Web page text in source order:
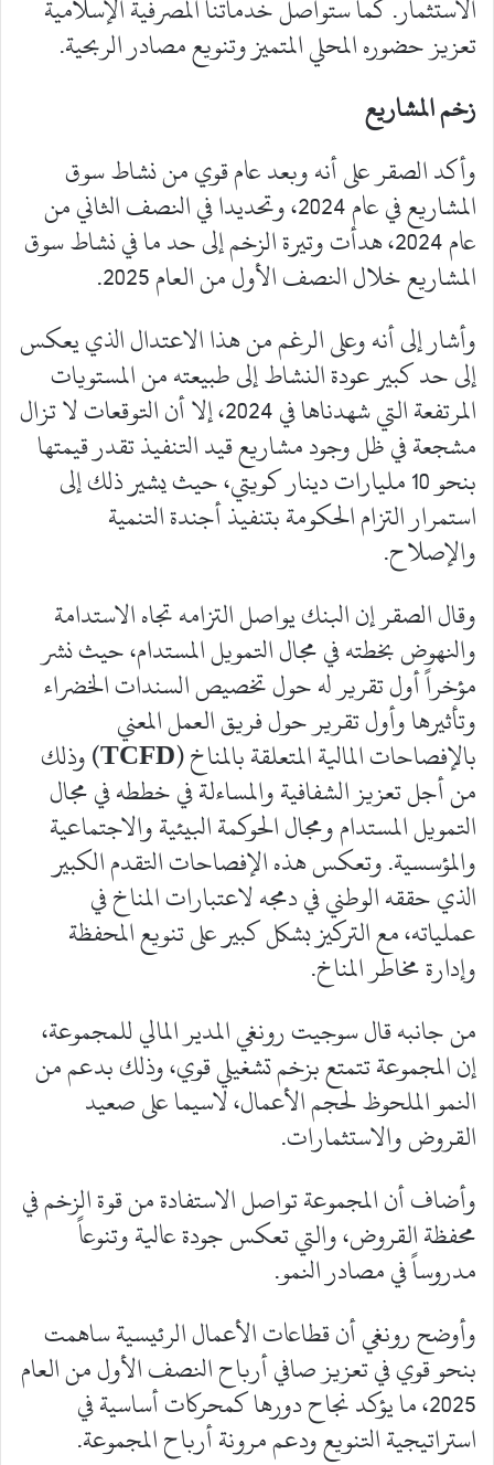
الاستثمار. كما ستواصل خدماتنا المصرفية الإسلامية
تعزيز حضوره المحلي المتميز وتنويع مصادر الربحية.
زخم المشاريع
وأكد الصقر على أنه وبعد عام قوي من نشاط سوق
المشاريع في عام 2024، وتحديدا في النصف الثاني من
عام 2024، هدأت وتيرة الزخم إلى حد ما في نشاط سوق
المشاريع خلال النصف الأول من العام 2025.
وأشار إلى أنه وعلى الرغم من هذا الاعتدال الذي يعكس
إلى حد كبير عودة النشاط إلى طبيعته من المستويات
المرتفعة التي شهدناها في 2024، إلا أن التوقعات لا تزال
مشجعة في ظل وجود مشاريع قيد التنفيذ تقدر قيمتها
بنحو 10 مليارات دينار كويتي، حيث يشير ذلك إلى
استمرار التزام الحكومة بتنفيذ أجندة التنمية
والإصلاح.
وقال الصقر إن البنك يواصل التزامه تجاه الاستدامة
والنهوض بخطته في مجال التمويل المستدام، حيث نشر
مؤخراً أول تقرير له حول تخصيص السندات الخضراء
وتأثيرها وأول تقرير حول فريق العمل المعني
بالإفصاحات المالية المتعلقة بالمناخ (TCFD) وذلك
من أجل تعزيز الشفافية والمساءلة في خططه في مجال
التمويل المستدام ومجال الحوكمة البيئية والاجتماعية
والمؤسسية. وتعكس هذه الإفصاحات التقدم الكبير
الذي حققه الوطني في دمجه لاعتبارات المناخ في
عملياته، مع التركيز بشكل كبير على تنويع المحفظة
وإدارة مخاطر المناخ.
من جانبه قال سوجيت رونغي المدير المالي للمجموعة،
إن المجموعة تتمتع بزخم تشغيلي قوي، وذلك بدعم من
النمو الملحوظ لحجم الأعمال، لاسيما على صعيد
القروض والاستثمارات.
وأضاف أن المجموعة تواصل الاستفادة من قوة الزخم في
محفظة القروض، والتي تعكس جودة عالية وتنوعاً
مدروساً في مصادر النمو.
وأوضح رونغي أن قطاعات الأعمال الرئيسية ساهمت
بنحو قوي في تعزيز صافي أرباح النصف الأول من العام
2025، ما يؤكد نجاح دورها كمحركات أساسية في
استراتيجية التنويع ودعم مرونة أرباح المجموعة.